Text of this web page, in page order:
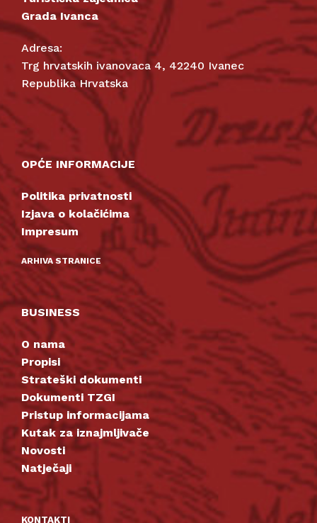
Grada Ivanca
Adresa:
Trg hrvatskih ivanovaca 4, 42240 Ivanec
Republika Hrvatska
OPĆE INFORMACIJE
Politika privatnosti
Izjava o kolačićima
Impresum
ARHIVA STRANICE
BUSINESS
O nama
Propisi
Strateški dokumenti
Dokumenti TZGI
Pristup informacijama
Kutak za iznajmljivače
Novosti
Natječaji
KONTAKTI